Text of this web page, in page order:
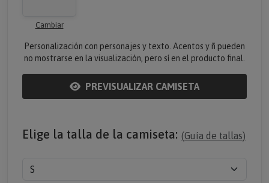
Cambiar
Personalización con personajes y texto. Acentos y ñ pueden
no mostrarse en la visualización, pero sí en el producto final.
PREVISUALIZAR CAMISETA
Elige la talla de la camiseta: (Guía de tallas)